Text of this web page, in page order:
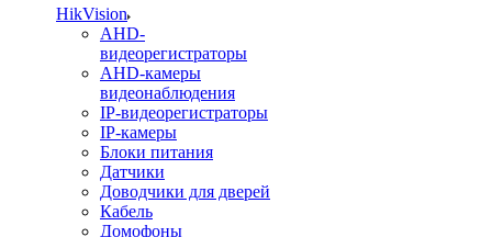
HikVision
AHD-
видеорегистраторы
AHD-камеры
видеонаблюдения
IP-видеорегистраторы
IP-камеры
Блоки питания
Датчики
Доводчики для дверей
Кабель
Домофоны